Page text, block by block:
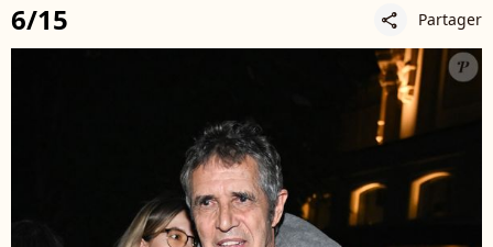
6/15 share Partager